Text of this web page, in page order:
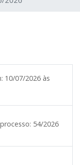
10/07/2026 às
54/2026